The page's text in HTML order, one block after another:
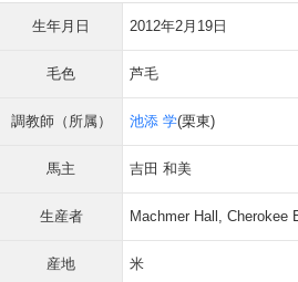
生年月日 2012年2月19日
毛色 芦毛
調教師（所属） 池添 学(栗東)
馬主 吉田 和美
生産者 Machmer Hall, Cherokee
産地 米